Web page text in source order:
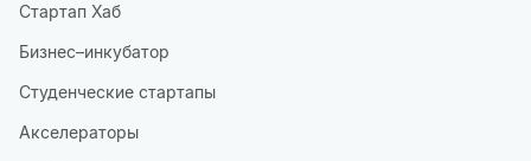
Стартап Хаб
Бизнес–инкубатор
Студенческие стартапы
Акселераторы